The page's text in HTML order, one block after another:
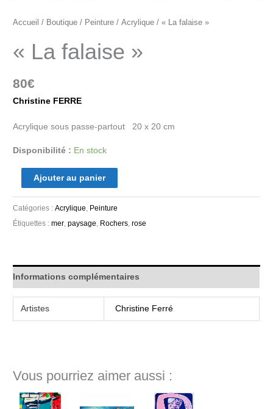
Accueil / Boutique / Peinture /Acrylique / « La falaise »
« La falaise »
80€
Christine FERRE
Acrylique sous passe-partout 20 x 20 cm
Disponibilité : En stock
Ajouter au panier
Catégories :Acrylique, Peinture
Étiquettes :mer,paysage, Rochers,rose
Informations complémentaires
Artistes Christine Ferré
Vous pourriez aimer aussi :